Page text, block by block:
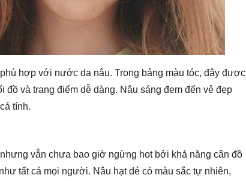
hợp với nước da nâu. Trong bảng màu tóc, đây được
và trang điểm dễ dàng. Nâu sáng đem đến vẻ đẹp
tính.
vẫn chưa bao giờ ngừng hot bởi khả năng cân đồ
tất cả mọi người. Nâu hạt dẻ có màu sắc tự nhiên,